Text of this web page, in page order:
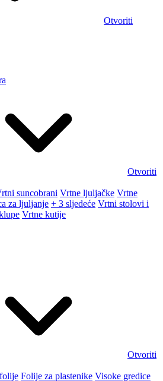
Otvoriti
Otvoriti
suncobrani Vrtne ljuljačke Vrtne
za ljuljanje + 3 sljedeće Vrtni stolovi i
Vrtne kutije
Otvoriti
Folije za plastenike Visoke gredice